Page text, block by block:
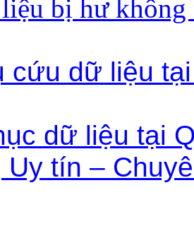
bị hư
cứu dữ liệu
dữ liệu tại
Uy tín –